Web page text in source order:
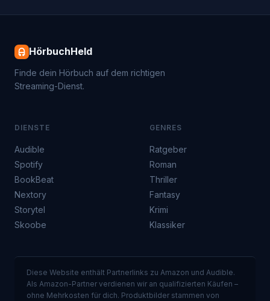
HörbuchHeld
Finde dein Hörbuch auf dem richtigen
Streaming-Dienst.
DIENSTE
Audible
Spotify
BookBeat
Nextory
Storytel
Skoobe
GENRES
Ratgeber
Roman
Thriller
Fantasy
Krimi
Klassiker
Diese Website enthält Partnerlinks zu Amazon und Audible.
Als Amazon-Partner verdienen wir an qualifizierten Käufen –
ohne Mehrkosten für dich. Produktbilder stammen von